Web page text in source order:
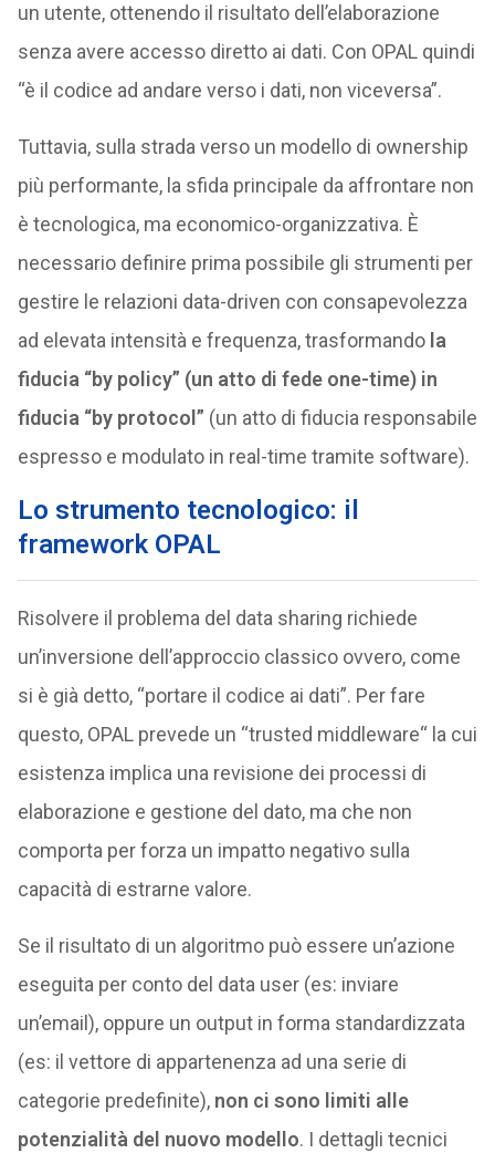
un utente, ottenendo il risultato dell’elaborazione
senza avere accesso diretto ai dati. Con OPAL quindi
“è il codice ad andare verso i dati, non viceversa”.
Tuttavia, sulla strada verso un modello di ownership
più performante, la sfida principale da affrontare non
è tecnologica, ma economico-organizzativa. È
necessario definire prima possibile gli strumenti per
gestire le relazioni data-driven con consapevolezza
ad elevata intensità e frequenza, trasformando la
fiducia “by policy” (un atto di fede one-time) in
fiducia “by protocol” (un atto di fiducia responsabile
espresso e modulato in real-time tramite software).
Lo strumento tecnologico: il
framework OPAL
Risolvere il problema del data sharing richiede
un’inversione dell’approccio classico ovvero, come
si è già detto, “portare il codice ai dati”. Per fare
questo, OPAL prevede un “trusted middleware“ la cui
esistenza implica una revisione dei processi di
elaborazione e gestione del dato, ma che non
comporta per forza un impatto negativo sulla
capacità di estrarne valore.
Se il risultato di un algoritmo può essere un’azione
eseguita per conto del data user (es: inviare
un’email), oppure un output in forma standardizzata
(es: il vettore di appartenenza ad una serie di
categorie predefinite), non ci sono limiti alle
potenzialità del nuovo modello. I dettagli tecnici